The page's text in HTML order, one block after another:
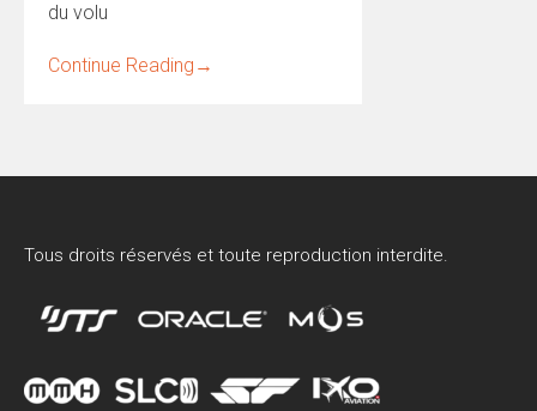
du volu
Continue Reading →
Tous droits réservés et toute reproduction interdite.